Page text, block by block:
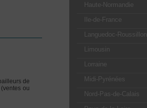
Haute-Normandie
Ile-de-France
Languedoc-Roussillon
Limousin
Lorraine
Midi-Pyrénées
Nord-Pas-de-Calais
de
ou